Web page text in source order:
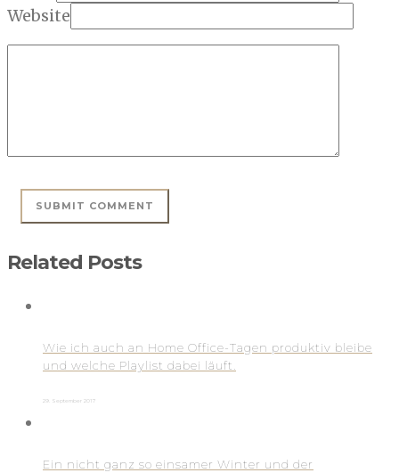
Website
Related Posts
Wie ich auch an Home Office-Tagen produktiv bleibe
und welche Playlist dabei läuft.
29. September 2017
Ein nicht ganz so einsamer Winter und der